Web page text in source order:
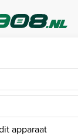
apparaat